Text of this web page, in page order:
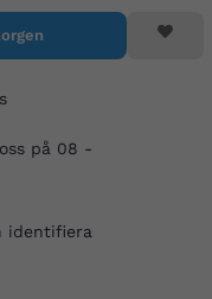
på 08 -
identifiera